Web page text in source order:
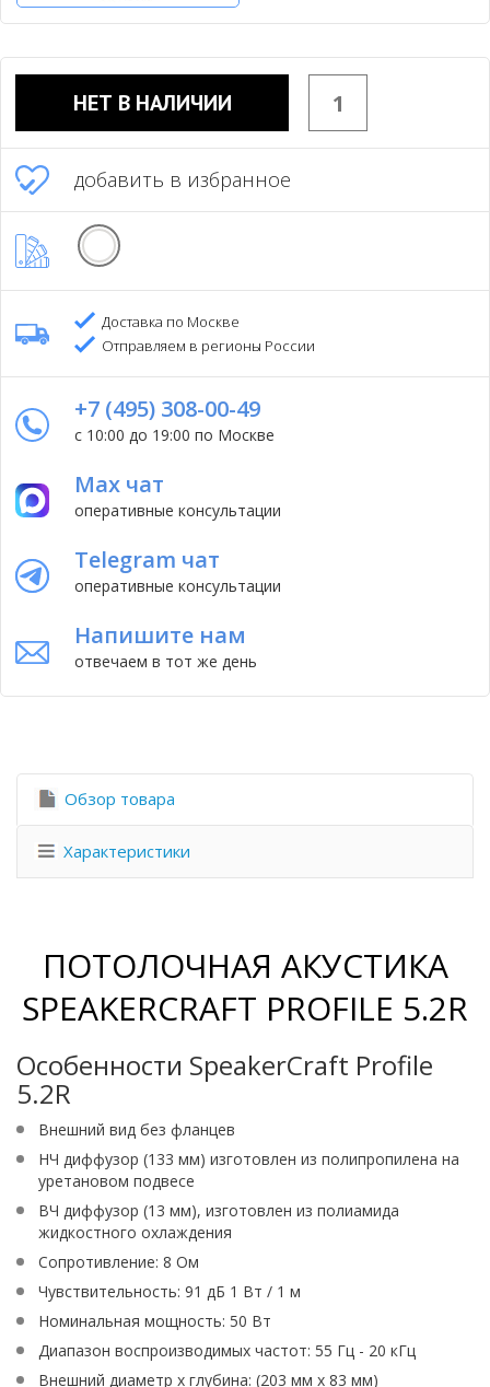
НЕТ В НАЛИЧИИ
добавить в избранное
Доставка по Москве
Отправляем в регионы России
+7 (495) 308-00-49
с 10:00 до 19:00 по Москве
Max чат
оперативные консультации
Telegram чат
оперативные консультации
Напишите нам
отвечаем в тот же день
Обзор товара
Характеристики
ПОТОЛОЧНАЯ АКУСТИКА
SPEAKERCRAFT PROFILE 5.2R
Особенности SpeakerCraft Profile
5.2R
Внешний вид без фланцев
НЧ диффузор (133 мм) изготовлен из полипропилена на
уретановом подвесе
ВЧ диффузор (13 мм), изготовлен из полиамида
жидкостного охлаждения
Сопротивление: 8 Ом
Чувствительность: 91 дБ 1 Вт / 1 м
Номинальная мощность: 50 Вт
Диапазон воспроизводимых частот: 55 Гц - 20 кГц
Внешний диаметр х глубина: (203 мм х 83 мм)